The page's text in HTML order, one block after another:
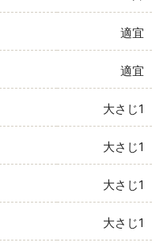
適宜
適宜
大さじ1
大さじ1
大さじ1
大さじ1